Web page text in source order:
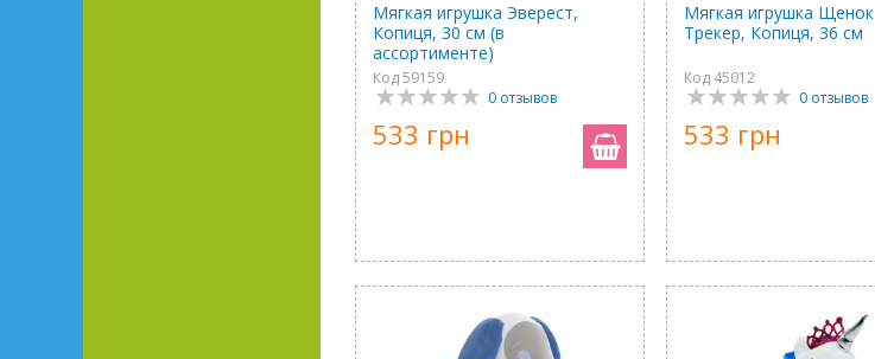
Мягкая игрушка Эверест,
Копиця, 30 см (в
ассортименте)
Код 59159
0 отзывов
533 грн
Мягкая игрушка Щенок
Трекер, Копиця, 36 см
Код 45012
0 отзывов
533 грн